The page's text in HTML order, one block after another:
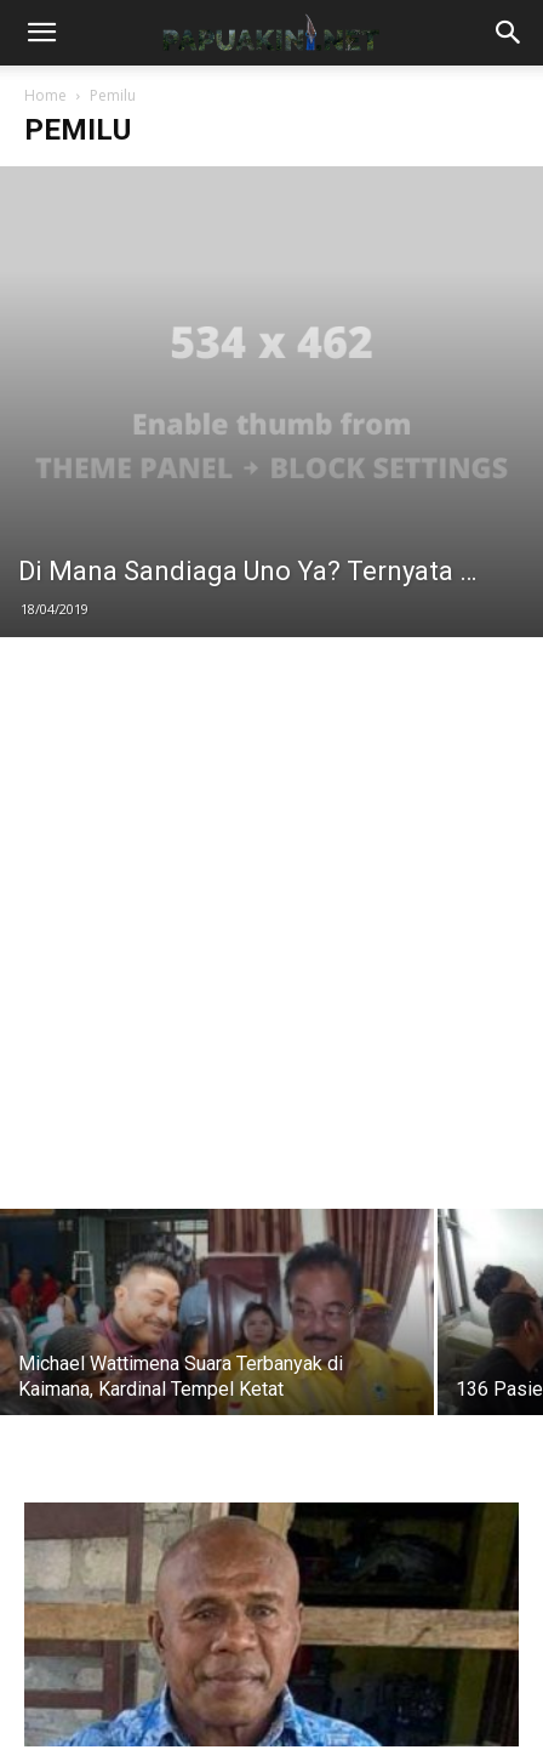
Home Pemilu
PEMILU
Di Mana Sandiaga Uno Ya? Ternyata …
18/04/2019
Michael Wattimena Suara Terbanyak di
Kaimana, Kardinal Tempel Ketat
136